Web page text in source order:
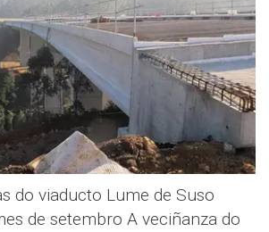
do viaducto Lume de Suso
de setembro A veciñanza do